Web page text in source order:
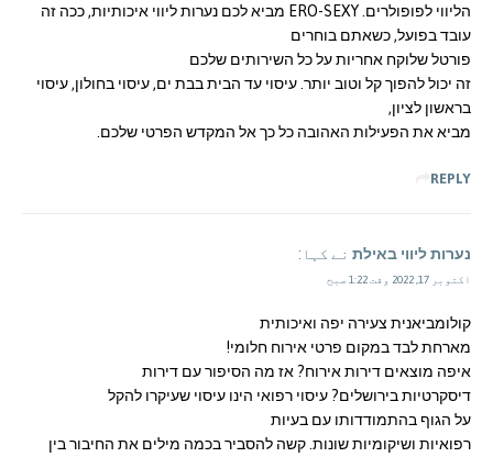
הליווי לפופולרים. ERO-SEXY מביא לכם נערות ליווי איכותיות, ככה זה
עובד בפועל, כשאתם בוחרים
פורטל שלוקח אחריות על כל השירותים שלכם
זה יכול להפוך קל וטוב יותר. עיסוי עד הבית בבת ים, עיסוי בחולון, עיסוי
בראשון לציון,
מביא את הפעילות האהובה כל כך אל המקדש הפרטי שלכם.
REPLY
נערות ליווי באילת نے کہا:
اکتوبر 17, 2022 وقت 1:22 صبح
קולומביאנית צעירה יפה ואיכותית
מארחת לבד במקום פרטי אירוח חלומי!
איפה מוצאים דירות אירוח? אז מה הסיפור עם דירות
דיסקרטיות בירושלים? עיסוי רפואי הינו עיסוי שעיקרו להקל
על הגוף בהתמודדותו עם בעיות
רפואיות ושיקומיות שונות. קשה להסביר בכמה מילים את החיבור בין